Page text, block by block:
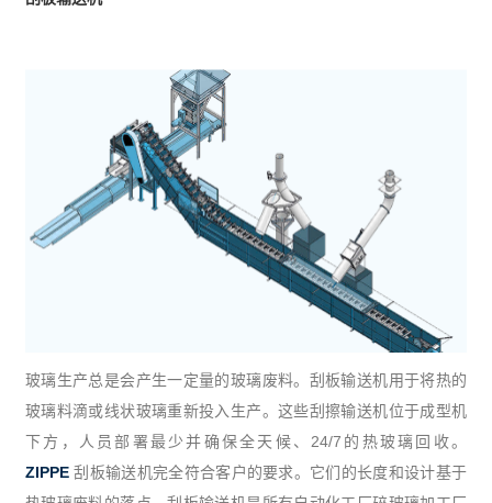
玻璃生产总是会产生一定量的玻璃废料。刮板输送机用于将热的
玻璃料滴或线状玻璃重新投入生产。这些刮擦输送机位于成型机
下方，人员部署最少并确保全天候、24/7的热玻璃回收。
ZIPPE刮板输送机完全符合客户的要求。它们的长度和设计基于